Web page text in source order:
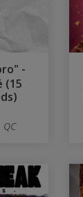
-
(15